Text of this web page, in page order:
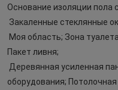
Основание изоляции пола
Закаленные стеклянные
Моя область; Зона
Пакет ливня;
Деревянная усиленная
оборудования;